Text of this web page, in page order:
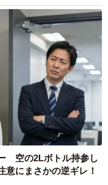
空の2Lボトル持参し
にまさかの逆ギレ！